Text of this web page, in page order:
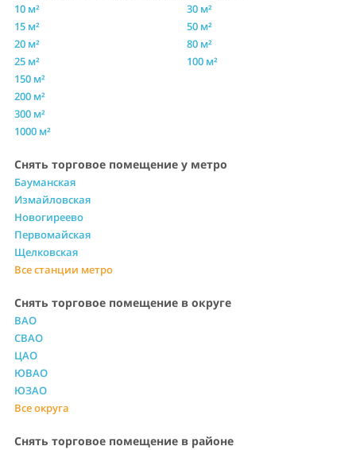
10 м²
15 м²
20 м²
25 м²
30 м²
50 м²
80 м²
100 м²
150 м²
200 м²
300 м²
1000 м²
Снять торговое помещение у метро
Бауманская
Измайловская
Новогиреево
Первомайская
Щелковская
Все станции метро
Снять торговое помещение в округе
ВАО
СВАО
ЦАО
ЮВАО
ЮЗАО
Все округа
Снять торговое помещение в районе